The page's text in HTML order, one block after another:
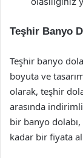
Teşhir Banyo
Teşhir banyo
boyuta ve
olarak, teşhir
arasında
bir banyo
kadar bir fiyata